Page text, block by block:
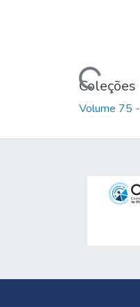
Carregando...Coleções
Volume 75